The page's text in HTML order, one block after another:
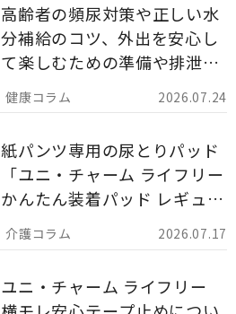
2026.07.24
高齢者の頻尿対策や正しい水
分補給のコツ、外出を安心し
て楽しむための準備や排泄ケ
ア用品の選び方を解説しま
す。
2026.07.17
紙パンツ専用の尿とりパッド
「ユニ・チャーム ライフリー
かんたん装着パッド レギュラ
ー 計162枚」について解説し
ます。
ユニ・チャーム ライフリー